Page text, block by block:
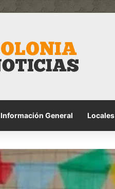
Información General Locales